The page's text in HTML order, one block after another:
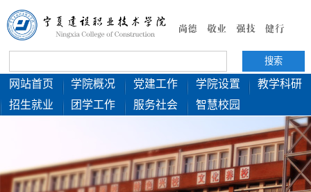
网站首页 学院概况 党建工作 学院设置
教学科研
招生就业
团学工作 服务社会 智慧校园